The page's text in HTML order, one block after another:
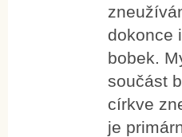
dokonce
bobek.
součást
církve
je